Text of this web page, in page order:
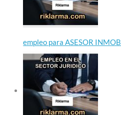
empleo para ASESOR